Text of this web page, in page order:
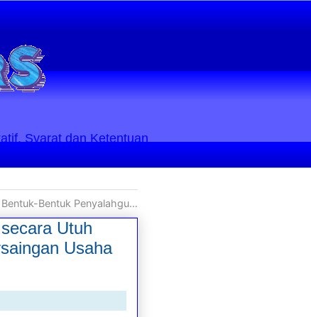
Syarat dan Ketentuan
Persaingan Usaha Tidak Sehat/Curang
Utuh
Usaha